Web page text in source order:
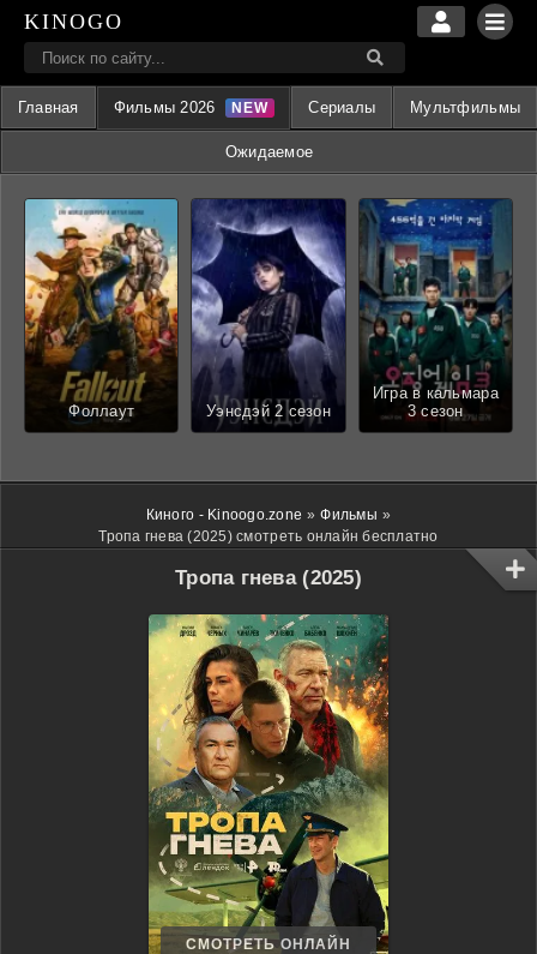
KINOGO
Главная Фильмы 2026 Сериалы Мультфильмы
Ожидаемое
Фоллаут Уэнсдэй 2 сезон
Игра в кальмара
3 сезон
Киного - Kinoogo.zone » Фильмы »
Тропа гнева (2025) смотреть онлайн бесплатно
Тропа гнева (2025)
СМОТРЕТЬ ОНЛАЙН